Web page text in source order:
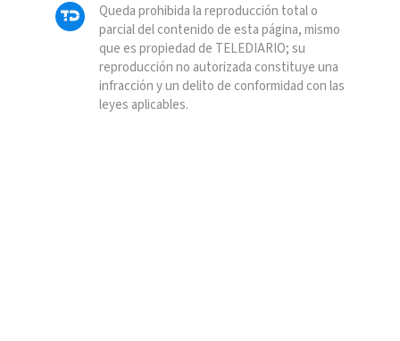
Queda prohibida la reproducción total o
parcial del contenido de esta página, mismo
que es propiedad de TELEDIARIO; su
reproducción no autorizada constituye una
infracción y un delito de conformidad con las
leyes aplicables.